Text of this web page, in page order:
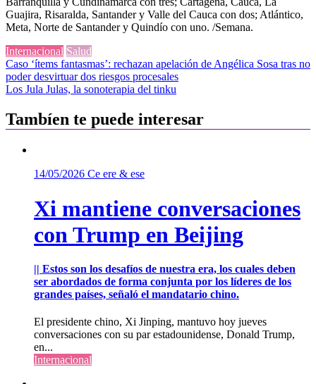
Guajira, Risaralda, Santander y Valle del Cauca con dos; Atlántico,
Meta, Norte de Santander y Quindío con uno. /Semana.
Internacional Salud
Navegación
de
Caso ‘ítems fantasmas’: rechazan apelación de Angélica Sosa tras no
poder desvirtuar dos riesgos procesales
Los Jula Julas, la sonoterapia del tinku
Tambíen te puede interesar
14/05/2026 Ce ere & ese
Xi mantiene conversaciones
con Trump en Beijing
|| Estos son los desafíos de nuestra era, los cuales deben
ser abordados de forma conjunta por los líderes de los
grandes países, señaló el mandatario chino.
El presidente chino, Xi Jinping, mantuvo hoy jueves
conversaciones con su par estadounidense, Donald Trump,
en...
Internacional